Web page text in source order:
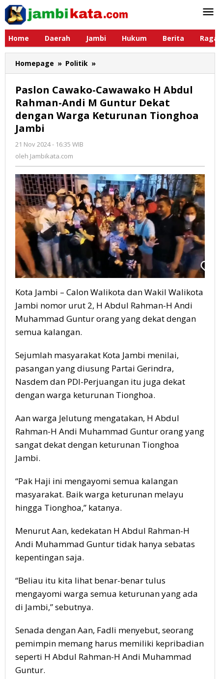
Lewati
konten
Home
Daerah Jambi Hukum Berita
Homepage » Politik »
Cawako-
H
Abdul
Rahman-
dengan
Warga
Keturunan
Tionghoa
Jambi
Paslon Cawako-Cawawako H Abdul
Rahman-Andi M Guntur Dekat
dengan Warga Keturunan Tionghoa
Jambi
21 Nov 2024 - 16:35 WIB
oleh Jambikata.com
Kota Jambi – Calon Walikota dan Wakil Walikota
Jambi nomor urut 2, H Abdul Rahman-H Andi
Muhammad Guntur orang yang dekat dengan
semua kalangan.
Sejumlah masyarakat Kota Jambi menilai,
pasangan yang diusung Partai Gerindra,
Nasdem dan PDI-Perjuangan itu juga dekat
dengan warga keturunan Tionghoa.
Aan warga Jelutung mengatakan, H Abdul
Rahman-H Andi Muhammad Guntur orang yang
sangat dekat dengan keturunan Tionghoa
Jambi.
“Pak Haji ini mengayomi semua kalangan
masyarakat. Baik warga keturunan melayu
hingga Tionghoa,” katanya.
Menurut Aan, kedekatan H Abdul Rahman-H
Andi Muhammad Guntur tidak hanya sebatas
kepentingan saja.
“Beliau itu kita lihat benar-benar tulus
mengayomi warga semua keturunan yang ada
di Jambi,” sebutnya.
Senada dengan Aan, Fadli menyebut, seorang
pemimpin memang harus memiliki kepribadian
seperti H Abdul Rahman-H Andi Muhammad
Guntur.